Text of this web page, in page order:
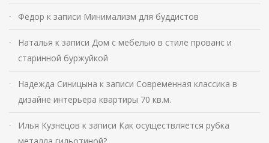
Фёдор к записи Минимализм для буддистов
Наталья к записи Дом с мебелью в стиле прованс и
старинной буржуйкой
Надежда Синицына к записи Современная классика в
дизайне интерьера квартиры 70 кв.м.
Илья Кузнецов к записи Как осуществляется рубка